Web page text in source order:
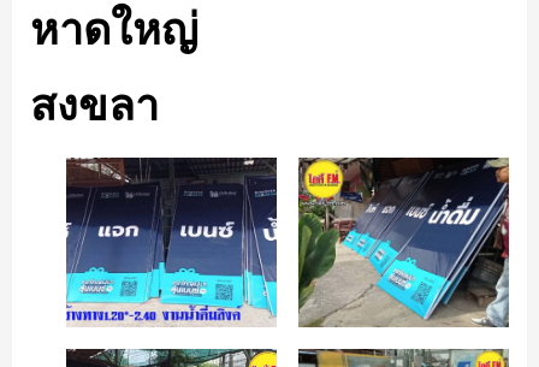
หาดใหญ่
สงขลา